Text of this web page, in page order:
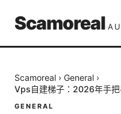
Scamoreal
Scamoreal › General ›
Vps自建梯子：2026年手
GENERAL